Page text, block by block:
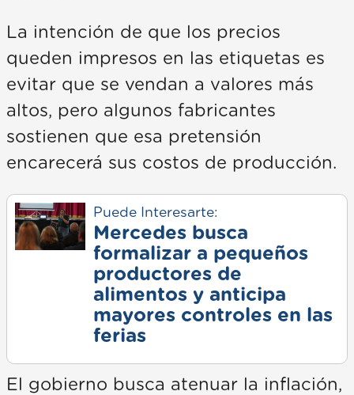
La intención de que los precios
queden impresos en las etiquetas es
evitar que se vendan a valores más
altos, pero algunos fabricantes
sostienen que esa pretensión
encarecerá sus costos de producción.
Puede Interesarte:
Mercedes busca
formalizar a pequeños
productores de
alimentos y anticipa
mayores controles en las
ferias
El gobierno busca atenuar la inflación,